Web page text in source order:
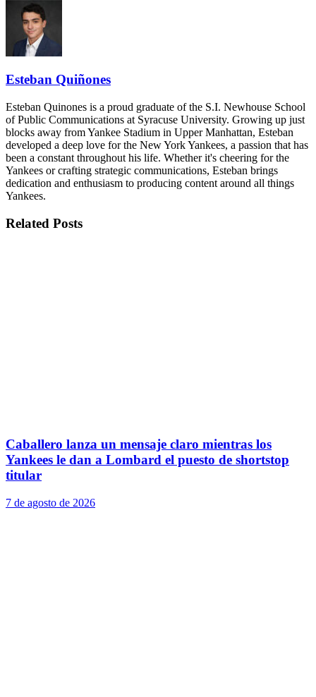
Esteban Quiñones
Esteban Quinones is a proud graduate of the S.I. Newhouse School
of Public Communications at Syracuse University. Growing up just
blocks away from Yankee Stadium in Upper Manhattan, Esteban
developed a deep love for the New York Yankees, a passion that has
been a constant throughout his life. Whether it's cheering for the
Yankees or crafting strategic communications, Esteban brings
dedication and enthusiasm to producing content around all things
Yankees.
Related Posts
Caballero lanza un mensaje claro mientras los
Yankees le dan a Lombard el puesto de shortstop
titular
7 de agosto de 2026